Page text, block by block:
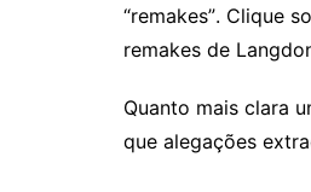
“remakes”. Clique
remakes de
Quanto mais clara
que alegações